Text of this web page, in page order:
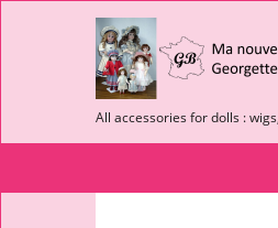
All accessories for dolls :